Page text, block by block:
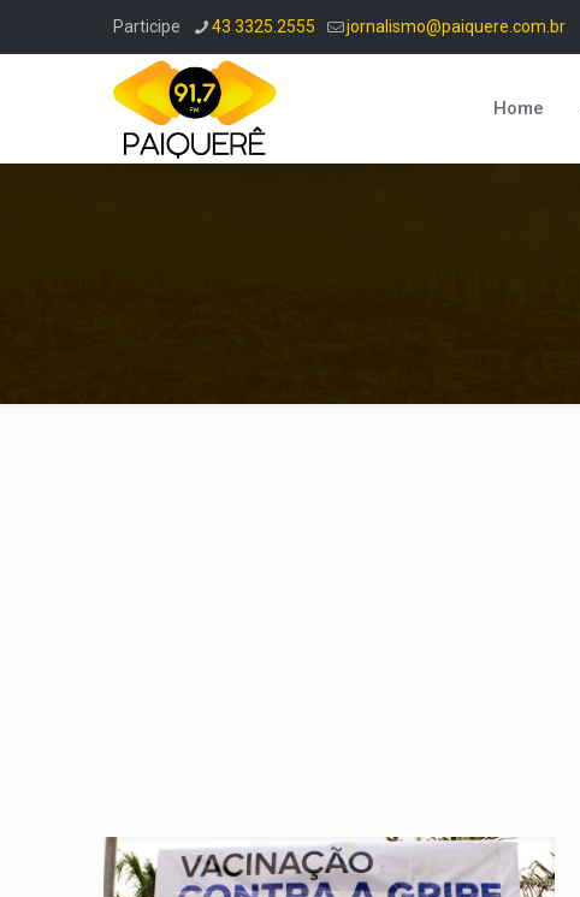
Participe 43 3325.2555 jornalismo@paiquere.com.br
Home